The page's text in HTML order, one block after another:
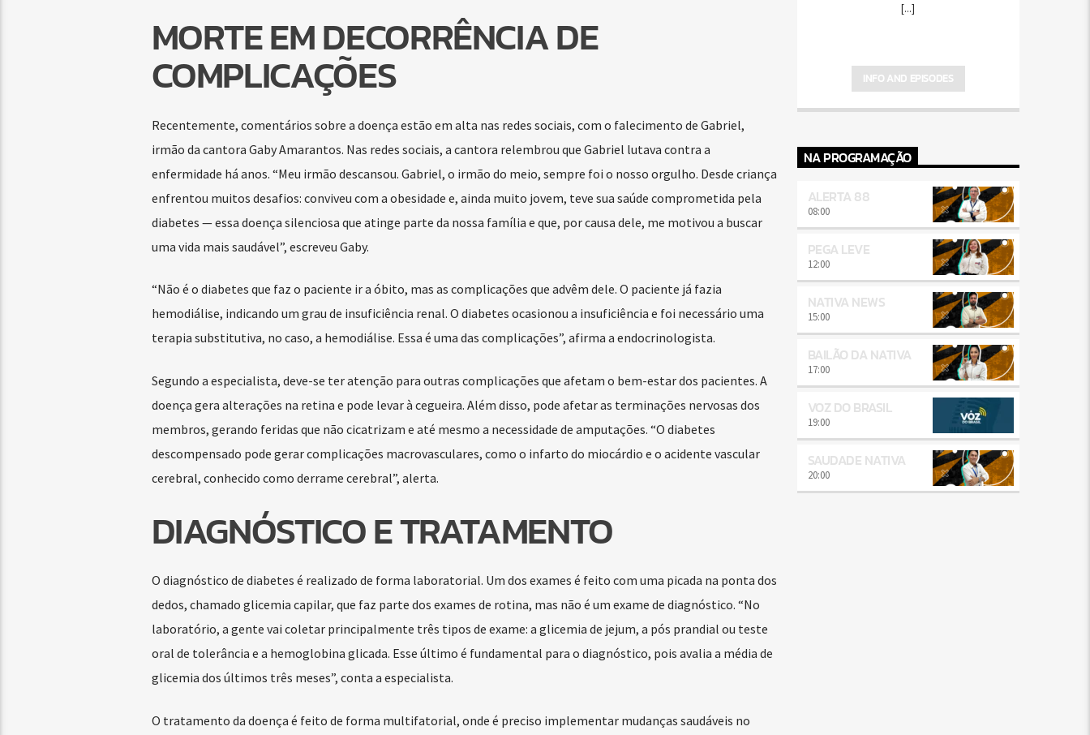
MORTE EM DECORRÊNCIA DE
COMPLICAÇÕES
Recentemente, comentários sobre a doença estão em alta nas redes sociais, com o falecimento de Gabriel,
irmão da cantora Gaby Amarantos. Nas redes sociais, a cantora relembrou que Gabriel lutava contra a
enfermidade há anos. “Meu irmão descansou. Gabriel, o irmão do meio, sempre foi o nosso orgulho. Desde criança
enfrentou muitos desafios: conviveu com a obesidade e, ainda muito jovem, teve sua saúde comprometida pela
diabetes — essa doença silenciosa que atinge parte da nossa família e que, por causa dele, me motivou a buscar
uma vida mais saudável”, escreveu Gaby.
“Não é o diabetes que faz o paciente ir a óbito, mas as complicações que advêm dele. O paciente já fazia
hemodiálise, indicando um grau de insuficiência renal. O diabetes ocasionou a insuficiência e foi necessário uma
terapia substitutiva, no caso, a hemodiálise. Essa é uma das complicações”, afirma a endocrinologista.
Segundo a especialista, deve-se ter atenção para outras complicações que afetam o bem-estar dos pacientes. A
doença gera alterações na retina e pode levar à cegueira. Além disso, pode afetar as terminações nervosas dos
membros, gerando feridas que não cicatrizam e até mesmo a necessidade de amputações. “O diabetes
descompensado pode gerar complicações macrovasculares, como o infarto do miocárdio e o acidente vascular
cerebral, conhecido como derrame cerebral”, alerta.
DIAGNÓSTICO E TRATAMENTO
O diagnóstico de diabetes é realizado de forma laboratorial. Um dos exames é feito com uma picada na ponta dos
dedos, chamado glicemia capilar, que faz parte dos exames de rotina, mas não é um exame de diagnóstico. “No
laboratório, a gente vai coletar principalmente três tipos de exame: a glicemia de jejum, a pós prandial ou teste
oral de tolerância e a hemoglobina glicada. Esse último é fundamental para o diagnóstico, pois avalia a média de
glicemia dos últimos três meses”, conta a especialista.
O tratamento da doença é feito de forma multifatorial, onde é preciso implementar mudanças saudáveis no
[...]
INFO AND EPISODES
NA PROGRAMAÇÃO
ALERTA 88
08:00
PEGA LEVE
12:00
NATIVA NEWS
15:00
BAILÃO DA NATIVA
17:00
VOZ DO BRASIL
19:00
SAUDADE NATIVA
20:00